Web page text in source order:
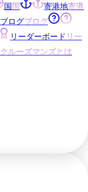
国国 寄港地寄港
ブログブログ
リーダーボード リー
クルーズマンズとは